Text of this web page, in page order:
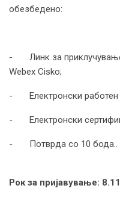
обезбедено:
- Линк за приклучување
Webex Cisko;
- Електронски работен
- Електронски
- Потврда со 10 бода..
Рок за пријавување: